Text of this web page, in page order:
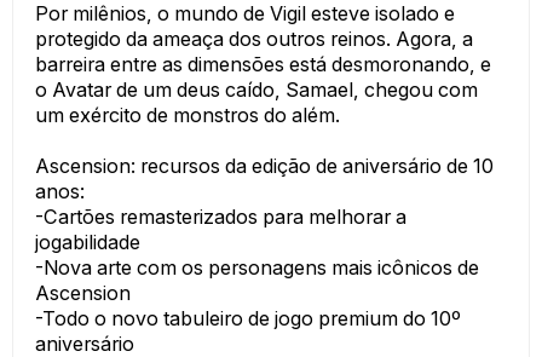
Por milênios, o mundo de Vigil esteve isolado e
protegido da ameaça dos outros reinos. Agora, a
barreira entre as dimensões está desmoronando, e
o Avatar de um deus caído, Samael, chegou com
um exército de monstros do além.
Ascension: recursos da edição de aniversário de 10
anos:
-Cartões remasterizados para melhorar a
jogabilidade
-Nova arte com os personagens mais icônicos de
Ascension
-Todo o novo tabuleiro de jogo premium do 10º
aniversário